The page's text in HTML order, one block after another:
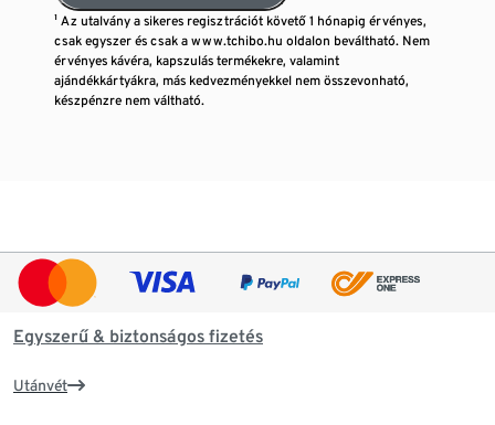
¹ Az utalvány a sikeres regisztrációt követő 1 hónapig érvényes,
csak egyszer és csak a www.tchibo.hu oldalon beváltható. Nem
érvényes kávéra, kapszulás termékekre, valamint
ajándékkártyákra, más kedvezményekkel nem összevonható,
készpénzre nem váltható.
Egyszerű & biztonságos fizetés
Utánvét